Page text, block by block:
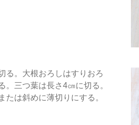
る。大根おろしはすりおろ
。三つ葉は長さ4㎝に切る。
たは斜めに薄切りにする。